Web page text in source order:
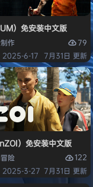
免安装中文版
）免安装中文版
制作
79
2025-6-17
7月31日 更新
）免安装中文版
冒险
122
2025-3-27 7月31日 更新